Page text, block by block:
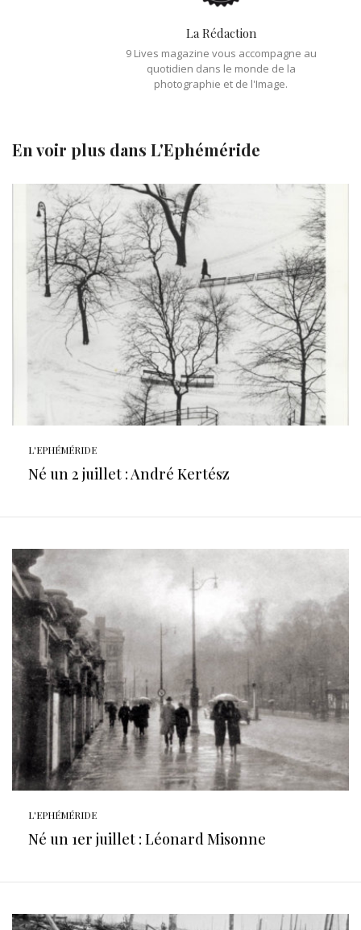
La Rédaction
9 Lives magazine vous accompagne au
quotidien dans le monde de la
photographie et de l'Image.
En voir plus dans L'Ephéméride
L'EPHÉMÉRIDE
Né un 2 juillet : André Kertész
L'EPHÉMÉRIDE
Né un 1er juillet : Léonard Misonne